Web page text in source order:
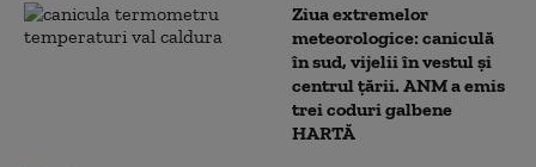
Ziua extremelor
meteorologice: caniculă
în sud, vijelii în vestul și
centrul țării. ANM a emis
trei coduri galbene
HARTĂ